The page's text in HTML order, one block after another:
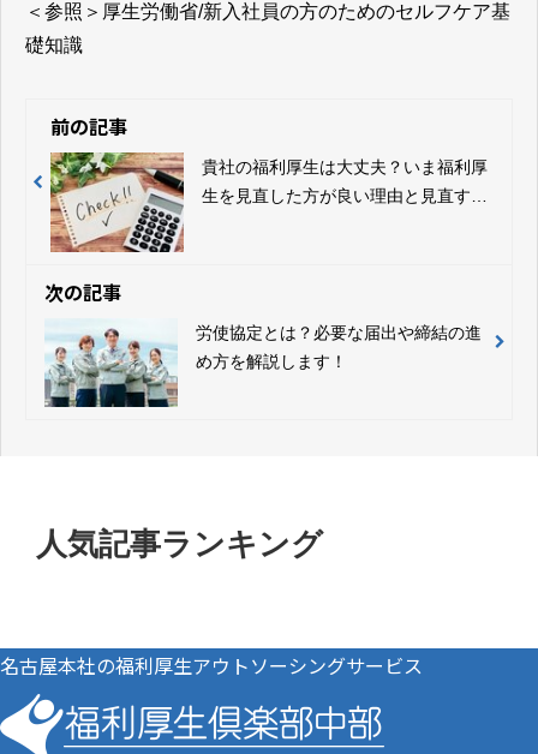
＜参照＞ 厚生労働省/新入社員の方のためのセルフケア基
礎知識
前の記事
貴社の福利厚生は大丈夫？いま福利厚
生を見直した方が良い理由と見直す際
次の記事
労使協定とは？必要な届出や締結の進
め方を解説します！
人気記事ランキング
名古屋本社の福利厚生アウトソーシングサービス